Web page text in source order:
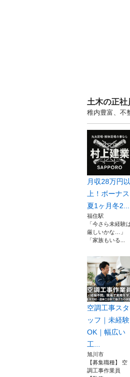
土木の正社
稚内豊富、不
月収28万円以
上！ボーナス
夏1ヶ月冬2...
福住駅
「今さら未経験
厳しいかな…」
「家族もいる...
空調工事スタ
ッフ｜未経験
OK｜幅広い
工...
旭川市
【募集職種】 空
調工事作業員